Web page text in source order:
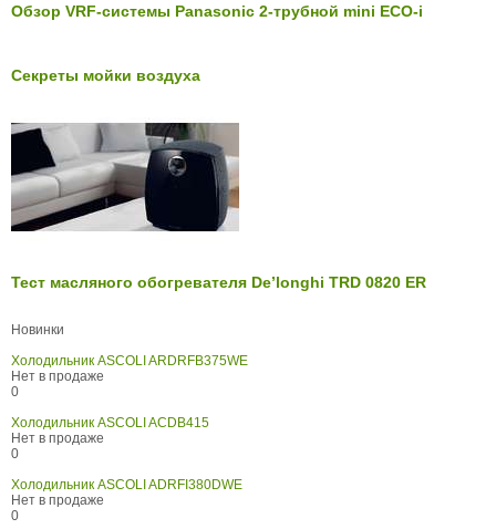
Обзор VRF-системы Panasonic 2-трубной mini ECO-i
Секреты мойки воздуха
Тест масляного обогревателя De’longhi TRD 0820 ER
Новинки
Холодильник ASCOLI ARDRFB375WE
Нет в продаже
0
Холодильник ASCOLI ACDB415
Нет в продаже
0
Холодильник ASCOLI ADRFI380DWE
Нет в продаже
0